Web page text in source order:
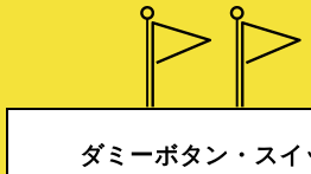
ダミーボタン・ス